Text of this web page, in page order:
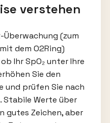
verstehen
(zum
dem O2Ring)
Ihr SpO₂ unter Ihre
Sie den
und prüfen Sie nach
Stabile Werte über
gutes Zeichen, aber